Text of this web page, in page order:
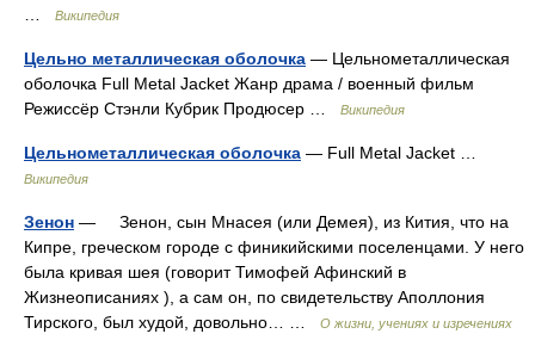
Википедия
Цельно металлическая оболочка — Цельнометаллическая
оболочка Full Metal Jacket Жанр драма / военный фильм
Режиссёр Стэнли Кубрик Продюсер …
Википедия
Цельнометаллическая оболочка — Full Metal Jacket …
Википедия
Зенон — Зенон, сын Мнасея (или Демея), из Кития, что на
Кипре, греческом городе с финикийскими поселенцами. У него
была кривая шея (говорит Тимофей Афинский в
Жизнеописаниях ), а сам он, по свидетельству Аполлония
Тирского, был худой, довольно… …
О жизни, учениях и изречениях